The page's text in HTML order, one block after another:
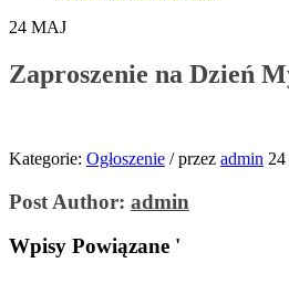
24 MAJ
Zaproszenie na Dzień
Kategorie: Ogłoszenie /przez admin
Post Author: admin
Wpisy Powiązane '